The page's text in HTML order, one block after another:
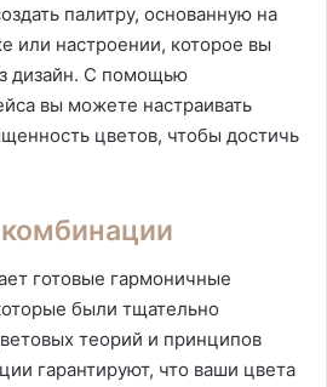
палитру, основанную на
или настроении, которое вы
дизайн. С помощью
вы можете настраивать
цветов, чтобы достичь
готовые гармоничные
были тщательно
теорий и принципов
гарантируют, что ваши цвета